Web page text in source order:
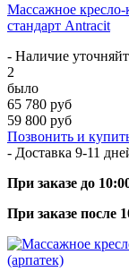
Массажное
стандарт Antracit
- Наличие
2
было
65 780 руб
59 800 руб
Позвонить и
- Доставка 9-11
При заказе до
При заказе после